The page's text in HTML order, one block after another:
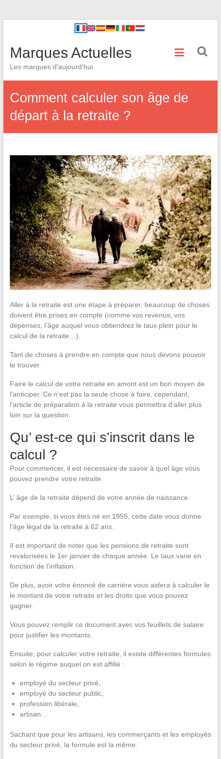
Marques Actuelles
Les marques d'aujourd'hui
Comment calculer son âge de
départ à la retraite ?
Aller à la retraite est une étape à préparer, beaucoup de choses
doivent être prises en compte (comme vos revenus, vos
dépenses, l’âge auquel vous obtiendrez le taux plein pour le
calcul de la retraite…).
Tant de choses à prendre en compte que nous devons pouvoir
le trouver.
Faire le calcul de votre retraite en amont est un bon moyen de
l’anticiper. Ce n’est pas la seule chose à faire, cependant,
l’article de préparation à la retraite vous permettra d’aller plus
loin sur la question.
Qu’ est-ce qui s’inscrit dans le
calcul ?
Pour commencer, il est nécessaire de savoir à quel âge vous
pouvez prendre votre retraite.
L’ âge de la retraite dépend de votre année de naissance.
Par exemple, si vous êtes né en 1955, cette date vous donne
l’âge légal de la retraite à 62 ans.
Il est important de noter que les pensions de retraite sont
revalorisées le 1er janvier de chaque année. Le taux varie en
fonction de l’inflation.
De plus, avoir votre énoncé de carrière vous aidera à calculer le
le montant de votre retraite et les droits que vous pouvez
gagner.
Vous pouvez remplir ce document avec vos feuillets de salaire
pour justifier les montants.
Ensuite, pour calculer votre retraite, il existe différentes formules
selon le régime auquel on est affilié :
employé du secteur privé,
employé du secteur public,
profession libérale,
artisan…
Sachant que pour les artisans, les commerçants et les employés
du secteur privé, la formule est la même.